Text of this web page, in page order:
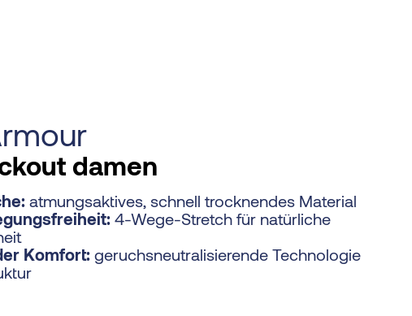
damen
atmungsaktives, schnell trocknendes Material
4-Wege-Stretch für natürliche
Komfort: geruchsneutralisierende Technologie